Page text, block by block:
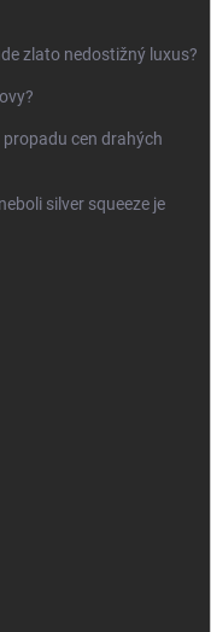
zlato nedostižný luxus?
cen drahých
silver squeeze je